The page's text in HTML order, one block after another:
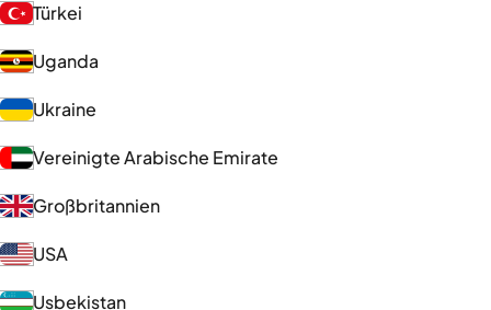
Türkei
Uganda
Ukraine
Vereinigte Arabische Emirate
Großbritannien
USA
Usbekistan